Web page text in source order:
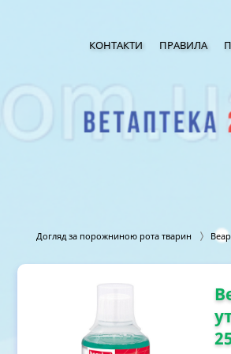
КОНТАКТИ ПРАВИЛА
Догляд за порожниною рота тварин